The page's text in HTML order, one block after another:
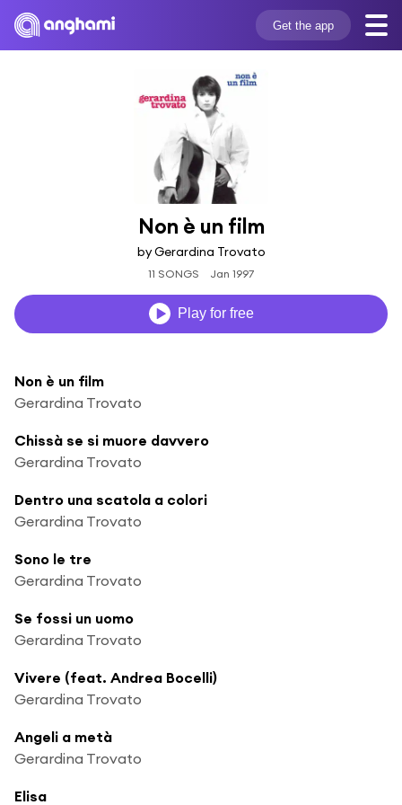
Get the app
Non è un film
by Gerardina Trovato
11 SONGS Jan 1997
Play for free
Non è un film
Gerardina Trovato
Chissà se si muore davvero
Gerardina Trovato
Dentro una scatola a colori
Gerardina Trovato
Sono le tre
Gerardina Trovato
Se fossi un uomo
Gerardina Trovato
Vivere (feat. Andrea Bocelli)
Gerardina Trovato
Angeli a metà
Gerardina Trovato
Elisa